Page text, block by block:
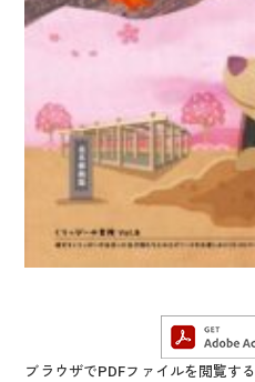
ブラウザでPDFファイルを閲覧す